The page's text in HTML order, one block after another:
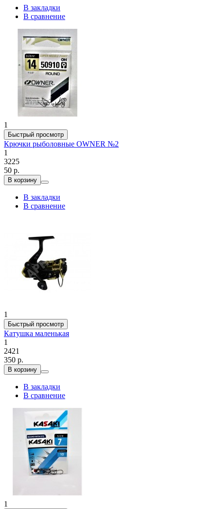
В закладки
В сравнение
1
Быстрый просмотр
Крючки рыболовные OWNER №2
1
3225
50 р.
В корзину
В закладки
В сравнение
1
Быстрый просмотр
Катушка маленькая
1
2421
350 р.
В корзину
В закладки
В сравнение
1